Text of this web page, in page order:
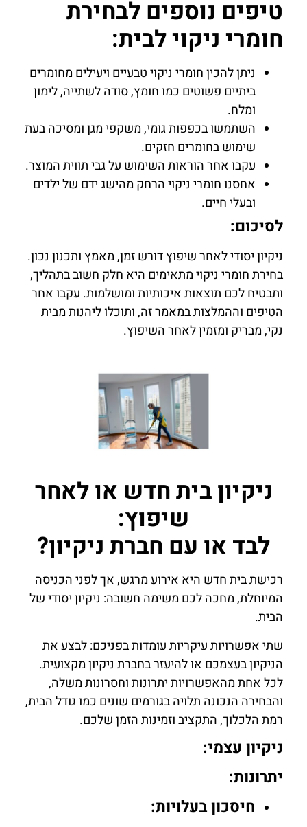
טיפים נוספים לבחירת
חומרי ניקוי לבית:
ניתן להכין חומרי ניקוי טבעיים ויעילים מחומרים
ביתיים פשוטים כמו חומץ, סודה לשתייה, לימון
ומלח.
השתמשו בכפפות גומי, משקפי מגן ומסיכה בעת
שימוש בחומרים חזקים.
עקבו אחר הוראות השימוש על גבי תווית המוצר.
אחסנו חומרי ניקוי הרחק מהישג ידם של ילדים
ובעלי חיים.
לסיכום:
ניקיון יסודי לאחר שיפוץ דורש זמן, מאמץ ותכנון נכון.
בחירת חומרי ניקוי מתאימים היא חלק חשוב בתהליך,
ותבטיח לכם תוצאות איכותיות ומושלמות. עקבו אחר
הטיפים וההמלצות במאמר זה, ותוכלו ליהנות מבית
נקי, מבריק ומזמין לאחר השיפוץ.
ניקיון בית חדש או לאחר
שיפוץ:
לבד או עם חברת ניקיון?
רכישת בית חדש היא אירוע מרגש, אך לפני הכניסה
המיוחלת, מחכה לכם משימה חשובה: ניקיון יסודי של
הבית.
שתי אפשרויות עיקריות עומדות בפניכם: לבצע את
הניקיון בעצמכם או להיעזר בחברת ניקיון מקצועית.
לכל אחת מהאפשרויות יתרונות וחסרונות משלה,
והבחירה הנכונה תלויה בגורמים שונים כמו גודל הבית,
רמת הלכלוך, התקציב וזמינות הזמן שלכם.
ניקיון עצמי:
יתרונות:
חיסכון בעלויות: